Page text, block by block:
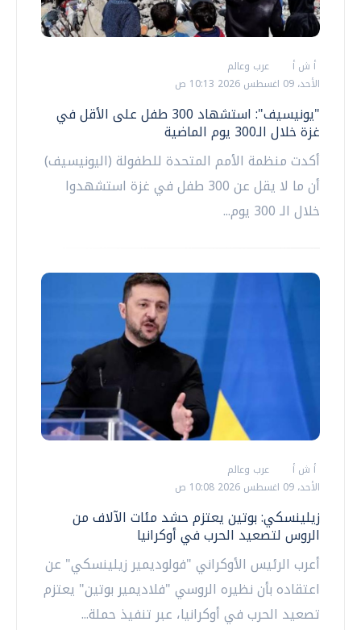
أ ش أ
عرب وعالم
الأحد، 09 اغسطس 2026 10:13 ص
"يونيسيف": استشهاد 300 طفل على الأقل في
غزة خلال الـ300 يوم الماضية
أكدت منظمة الأمم المتحدة للطفولة (اليونيسيف)
أن ما لا يقل عن 300 طفل في غزة استشهدوا
خلال الـ 300 يوم...
أ ش أ
عرب وعالم
الأحد، 09 اغسطس 2026 10:08 ص
زيلينسكي: بوتين يعتزم حشد مئات الآلاف من
الروس لتصعيد الحرب في أوكرانيا
أعرب الرئيس الأوكراني "فولوديمير زيلينسكي" عن
اعتقاده بأن نظيره الروسي "فلاديمير بوتين" يعتزم
تصعيد الحرب في أوكرانيا، عبر تنفيذ حملة...